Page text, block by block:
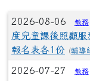
文章列表
2026-08-06 教務
度兒童課後照顧
報名表各1份
(輔導
2026-07-27 教務